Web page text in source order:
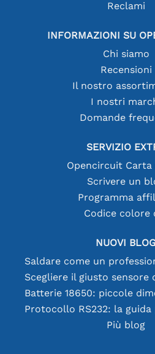
Reclami
INFORMAZIONI SU
Chi siamo
Recensioni
Il nostro
I nostri
Domande
SERVIZIO
Opencircuit Carta
Scrivere un
Programma
Codice colore
NUOVI BLOG
Protocollo RS232: la
Più blog